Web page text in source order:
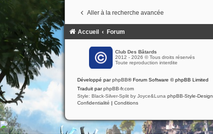
Aller à la recherche avancée
Accueil Forum
Club Des Bâtards
2012 - 2026 © Tous droits réservés
Toute reproduction interdite
Développé parphpBB® Forum Software © phpBB Limited
Traduit parphpBB-fr.com
Style: Black-Silver-Split by Joyce&Luna phpBB-Style-Design
Confidentialité | Conditions